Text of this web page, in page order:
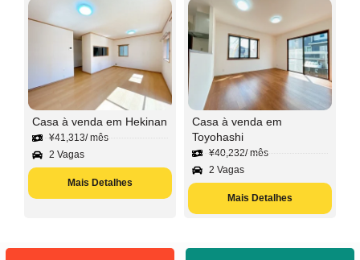
Casa à venda em Hekinan
¥41,313/ mês
2 Vagas
Mais Detalhes
Casa à venda em
Toyohashi
¥40,232/ mês
2 Vagas
Mais Detalhes